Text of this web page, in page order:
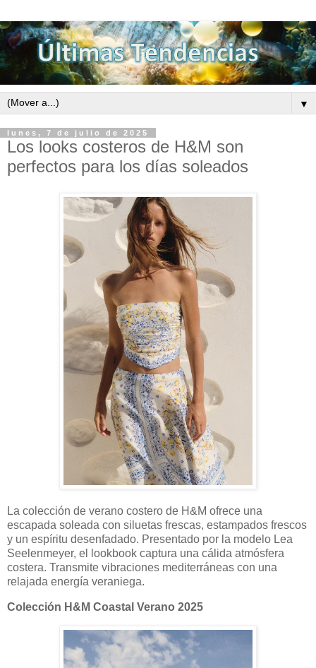
▼
lunes, 7 de julio de 2025
Los looks costeros de H&M son
perfectos para los días soleados
La colección de verano costero de H&M ofrece una
escapada soleada con siluetas frescas, estampados frescos
y un espíritu desenfadado. Presentado por la modelo Lea
Seelenmeyer, el lookbook captura una cálida atmósfera
costera. Transmite vibraciones mediterráneas con una
relajada energía veraniega.
Colección H&M Coastal Verano 2025